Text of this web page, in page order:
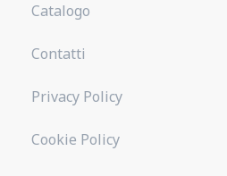
Catalogo
Contatti
Privacy Policy
Cookie Policy